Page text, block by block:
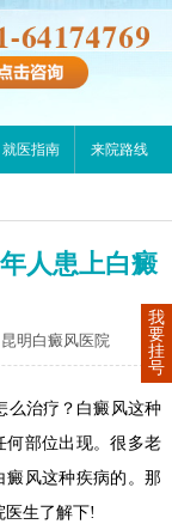
就医指南 来院路线
人患上白癜
明白癜风医院
么治疗？白癜风这种
何部位出现。很多老
癜风这种疾病的。那
医生了解下!
我
要
挂
号